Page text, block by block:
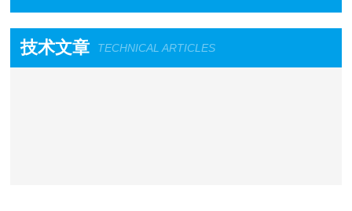
技术文章 TECHNICAL ARTICLES